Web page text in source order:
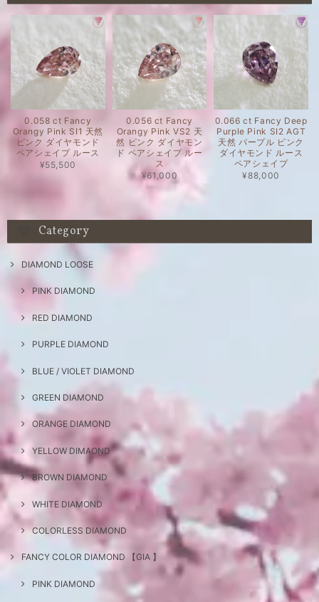
0.058 ct Fancy
Orangy Pink SI1 天然
ピンク ダイヤモンド
ペアシェイプ ルース
¥55,500
0.056 ct Fancy
Orangy Pink VS2 天
然 ピンク ダイヤモン
ド ペアシェイプ ルー
ス
¥61,000
0.066 ct Fancy Deep
Purple Pink SI2 AGT
天然 パープル ピンク
ダイヤモンド ルース
ペアシェイプ
¥88,000
Category
DIAMOND LOOSE
PINK DIAMOND
RED DIAMOND
PURPLE DIAMOND
BLUE / VIOLET DIAMOND
GREEN DIAMOND
ORANGE DIAMOND
YELLOW DIMAOND
BROWN DIAMOND
WHITE DIAMOND
COLORLESS DIAMOND
FANCY COLOR DIAMOND 【GIA 】
PINK DIAMOND